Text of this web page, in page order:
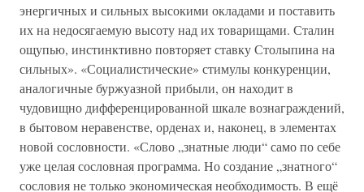
энергичных и сильных высокими окладами и поставить
их на недосягаемую высоту над их товарищами. Сталин
ощупью, инстинктивно повторяет ставку Столыпина на
сильных». «Социалистические» стимулы конкуренции,
аналогичные буржуазной прибыли, он находит в
чудовищно дифференцированной шкале вознаграждений,
в бытовом неравенстве, орденах и, наконец, в элементах
новой сословности. «Слово „знатные люди“ само по себе
уже целая сословная программа. Но создание „знатного“
сословия не только экономическая необходимость. В ещё